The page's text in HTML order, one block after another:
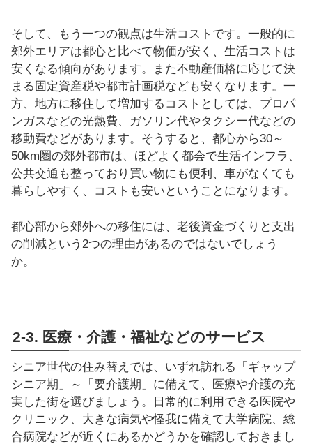
そして、もう一つの観点は生活コストです。一般的に
郊外エリアは都心と比べて物価が安く、生活コストは
安くなる傾向があります。また不動産価格に応じて決
まる固定資産税や都市計画税なども安くなります。一
方、地方に移住して増加するコストとしては、プロパ
ンガスなどの光熱費、ガソリン代やタクシー代などの
移動費などがあります。そうすると、都心から30～
50km圏の郊外都市は、ほどよく都会で生活インフラ、
公共交通も整っており買い物にも便利、車がなくても
暮らしやすく、コストも安いということになります。
都心部から郊外への移住には、老後資金づくりと支出
の削減という2つの理由があるのではないでしょう
か。
2-3. 医療・介護・福祉などのサービス
シニア世代の住み替えでは、いずれ訪れる「ギャップ
シニア期」～「要介護期」に備えて、医療や介護の充
実した街を選びましょう。日常的に利用できる医院や
クリニック、大きな病気や怪我に備えて大学病院、総
合病院などが近くにあるかどうかを確認しておきまし